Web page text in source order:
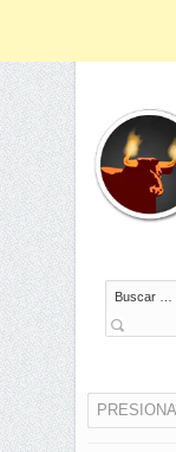
Buscar